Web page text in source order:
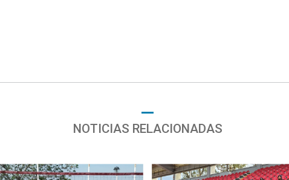
NOTICIAS RELACIONADAS